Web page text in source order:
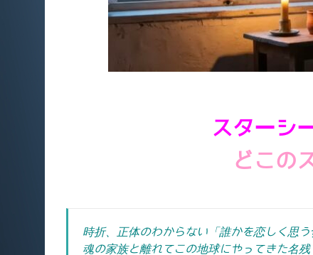
スターシ
どこの
時折、正体のわからない「誰かを恋しく思
魂の家族と離れてこの地球にやってきた名